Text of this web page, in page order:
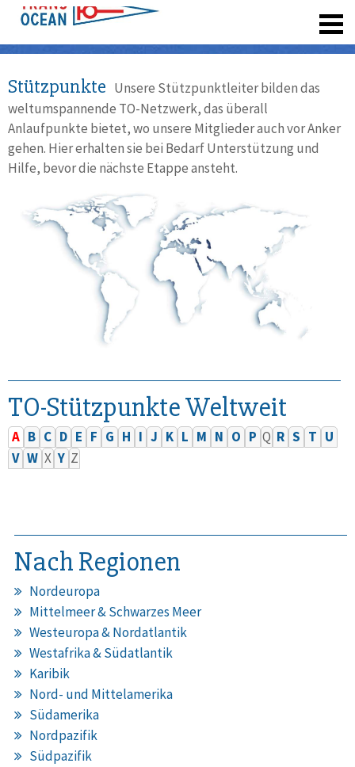
Stützpunkte Unsere Stützpunktleiter bilden das
weltumspannende TO-Netzwerk, das überall
Anlaufpunkte bietet, wo unsere Mitglieder auch vor Anker
gehen. Hier erhalten sie bei Bedarf Unterstützung und
Hilfe, bevor die nächste Etappe ansteht.
TO-Stützpunkte Weltweit
A B C D E F G H I J K L M N O P Q R S T U
V W X Y Z
Nach Regionen
Nordeuropa
Mittelmeer & Schwarzes Meer
Westeuropa & Nordatlantik
Westafrika & Südatlantik
Karibik
Nord- und Mittelamerika
Südamerika
Nordpazifik
Südpazifik